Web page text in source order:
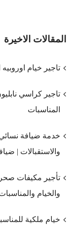
المقالات الاخيرة
تاجير خيام
تاجير كراسي
المناسبات
خدمة ضيافة
والاستقبالات |
تأجير مكيفات
والخيام
خيام ملكية